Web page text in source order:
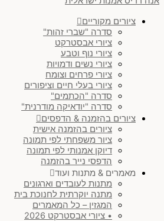
ציורים מקוריים
סדרה "שברי זהות"
ציורי אבסטרקט
ציורי נוף וטבע
ציורי נשים ודמויות
ציורי פרחים וצומח
ציורי בעלי חיים וציפורים
סדרה "הכתמים"
סדרה "יודאיקה מודרנית"
ציורים בהזמנה & הדפסים
ציורים בהזמנה אישית
ציור משפחתי לפי תמונה
דיוקן אמנותי לפי תמונה
הדפסי נייר בהזמנה
מאמרים & מתנות ועוד
מתנות לעובדים וארגונים
מתנה יוקרתית לחנוכת בית
המגזין – כל המאמרים
• ציורי אבסטרקט 2026